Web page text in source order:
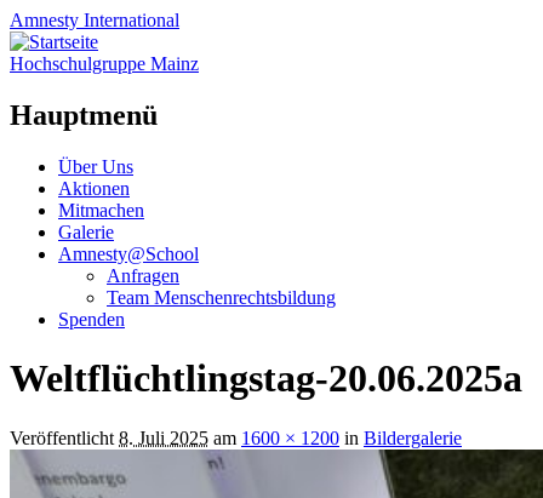
Amnesty International
Hochschulgruppe Mainz
Hauptmenü
Zum
Inhalt
springen
Über Uns
Aktionen
Mitmachen
Galerie
Amnesty@School
Anfragen
Team Menschenrechtsbildung
Spenden
Weltflüchtlingstag-20.06.2025a
Veröffentlicht 8. Juli 2025 am 1600 × 1200 in Bildergalerie